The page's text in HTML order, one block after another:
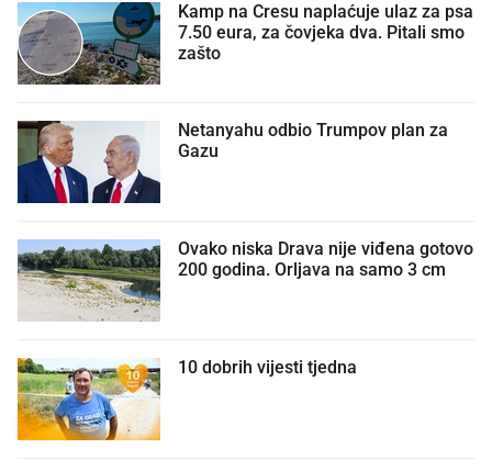
Kamp na Cresu naplaćuje ulaz za psa
7.50 eura, za čovjeka dva. Pitali smo
zašto
Netanyahu odbio Trumpov plan za
Gazu
Ovako niska Drava nije viđena gotovo
200 godina. Orljava na samo 3 cm
10 dobrih vijesti tjedna